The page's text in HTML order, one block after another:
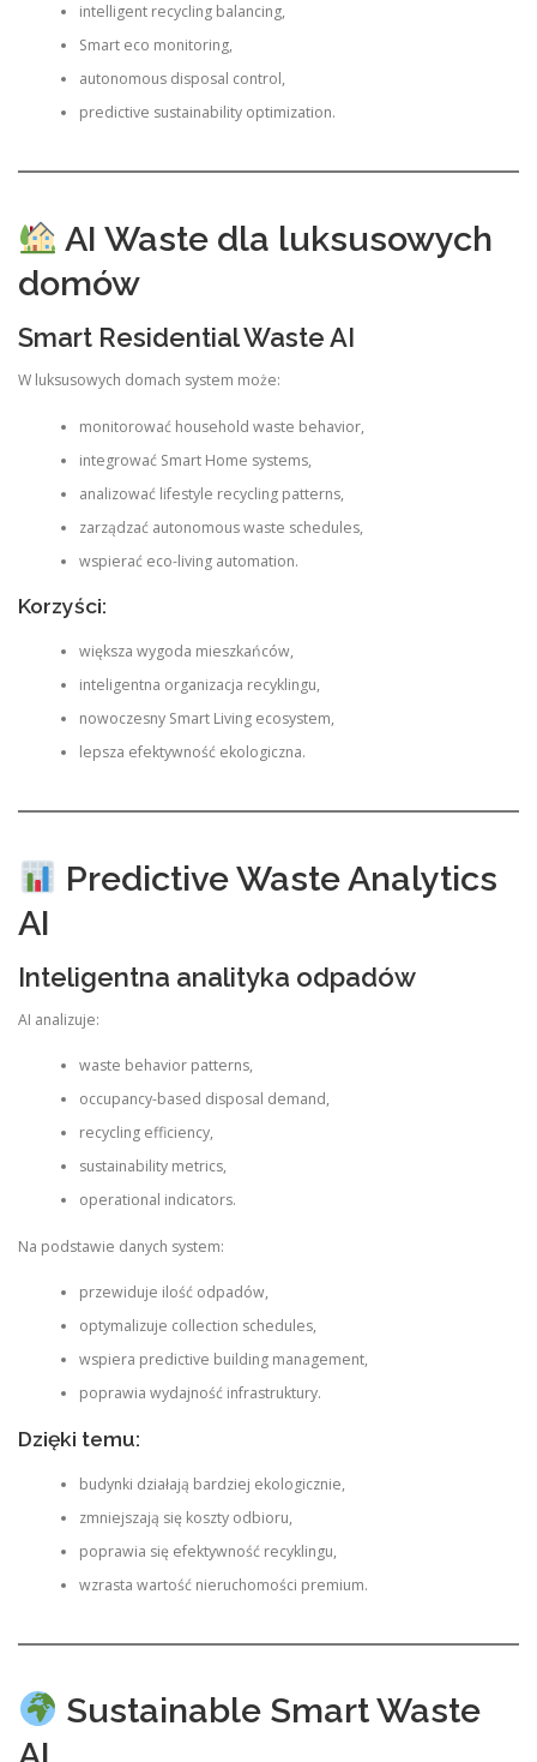
intelligent recycling balancing,
Smart eco monitoring,
autonomous disposal control,
predictive sustainability optimization.
AI Waste dla luksusowych
domów
Smart Residential Waste AI
W luksusowych domach system może:
monitorować household waste behavior,
integrować Smart Home systems,
analizować lifestyle recycling patterns,
zarządzać autonomous waste schedules,
wspierać eco-living automation.
Korzyści:
większa wygoda mieszkańców,
inteligentna organizacja recyklingu,
nowoczesny Smart Living ecosystem,
lepsza efektywność ekologiczna.
Predictive Waste Analytics
AI
Inteligentna analityka odpadów
AI analizuje:
waste behavior patterns,
occupancy-based disposal demand,
recycling efficiency,
sustainability metrics,
operational indicators.
Na podstawie danych system:
przewiduje ilość odpadów,
optymalizuje collection schedules,
wspiera predictive building management,
poprawia wydajność infrastruktury.
Dzięki temu:
budynki działają bardziej ekologicznie,
zmniejszają się koszty odbioru,
poprawia się efektywność recyklingu,
wzrasta wartość nieruchomości premium.
Sustainable Smart Waste